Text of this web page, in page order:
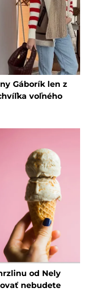
Gáborík len z
voľného
od Nely
nebudete